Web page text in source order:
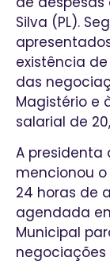
Silva (PL).
existência
das
Magistério e
salarial de
A
mencionou
24 horas de
agendada
Municipal
negociações